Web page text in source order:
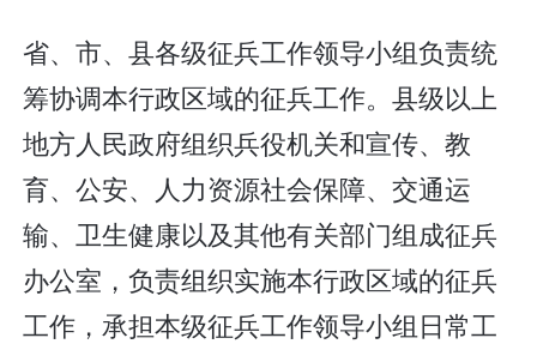
省、市、县各级征兵工作领导小组负责统
筹协调本行政区域的征兵工作。县级以上
地方人民政府组织兵役机关和宣传、教
育、公安、人力资源社会保障、交通运
输、卫生健康以及其他有关部门组成征兵
办公室，负责组织实施本行政区域的征兵
工作，承担本级征兵工作领导小组日常工